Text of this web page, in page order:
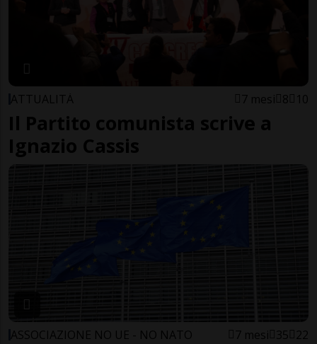
ATTUALITÀ 7 mesi 8 10
Il Partito comunista scrive a
Ignazio Cassis
ASSOCIAZIONE NO UE - NO NATO 7 mesi 35 22